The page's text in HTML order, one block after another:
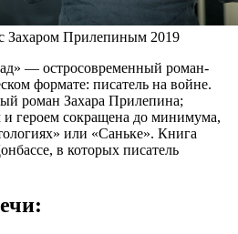
с Захаром Прилепиным 2019
— остросовременный роман-
формате: писатель на войне.
роман Захара Прилепина;
героем сокращена до минимума,
или «Саньке». Книга
в которых писатель